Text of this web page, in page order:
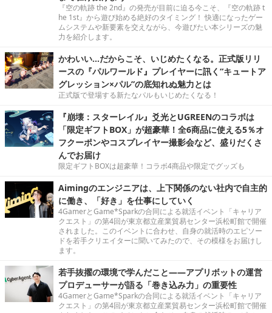
『空の軌跡 the 2nd』の発売が目前に迫る今こそ、『空の軌跡 t
he 1st』から遊び始める絶好のタイミング！ 快適になったゲー
ムシステムや新要素を交えながら、今遊びたい本シリーズの魅
力を紹介します。
かわいい…だからこそ、いじめたくなる。正式版リリ
ースの『パルワールド』プレイヤーに訊く“キュートア
グレッション×パル”の底知れぬ魅力とは
正式版で登場する新たなパルもいじめたくなる！
『崩壊：スターレイル』爻光とUGREENのコラボは
「限定ギフトBOX」が超豪華！全6商品に使える5％オ
フクーポンやコスプレイヤー撮影会など、盛りだくさ
んでお届け
限定ギフトBOXは超豪華！コラボ4商品や限定でグッズも
Aimingのエンジニアは、上下関係のない社内で自主的
に働き、「好き」を仕事にしていく
4GamerとGame*Sparkの合同による就活イベント「キャリア
クエスト」の第4回が東京都立産業貿易センター浜松町館で開催
されました。このイベントに合わせ、自身の就活時のエピソー
ドを若手クリエイターに聞いてみたので、その模様をお届けし
ます。
若手抜擢の環境で学んだこと――アプリボットの運営
プロデューサーが語る「巻き込み力」の重要性
4GamerとGame*Sparkの合同による就活イベント「キャリア
クエスト」の第4回が東京都立産業貿易センター浜松町館で開催